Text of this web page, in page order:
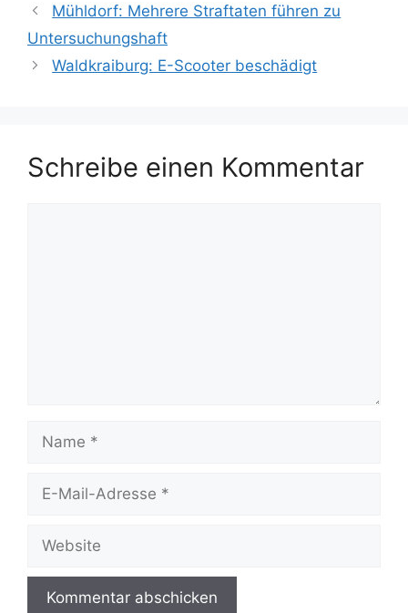
Mühldorf: Mehrere Straftaten führen zu
Untersuchungshaft
Waldkraiburg: E-Scooter beschädigt
Schreibe einen Kommentar
Mail-